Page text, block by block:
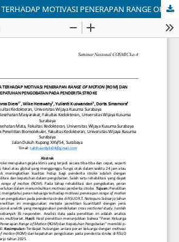
PERAN KELUARGA TERHADAP MOTIVASI PENERAPAN RANGE OF MOTION (ROM) DAN KEPATUHAN PENGOBATAN PADA PENDERITA STROKE